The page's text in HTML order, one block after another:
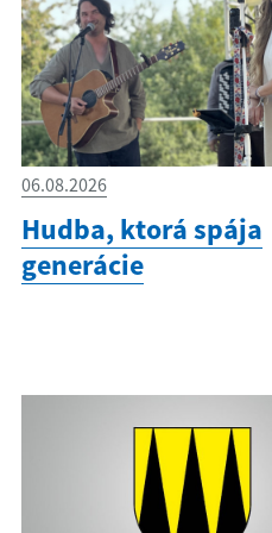
06.08.2026
Hudba, ktorá spája
generácie